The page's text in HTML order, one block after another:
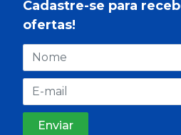
Cadastre-se para
ofertas!